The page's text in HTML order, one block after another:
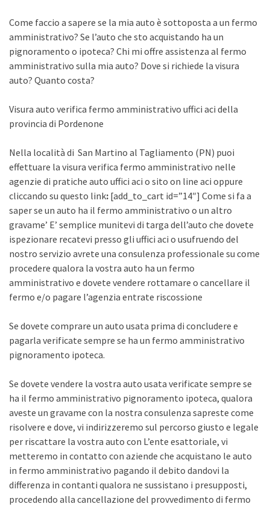
Come faccio a sapere se la mia auto è sottoposta a un fermo
amministrativo? Se l’auto che sto acquistando ha un
pignoramento o ipoteca? Chi mi offre assistenza al fermo
amministrativo sulla mia auto? Dove si richiede la visura
auto? Quanto costa?
Visura auto verifica fermo amministrativo uffici aci della
provincia di Pordenone
Nella località di San Martino al Tagliamento (PN) puoi
effettuare la visura verifica fermo amministrativo nelle
agenzie di pratiche auto uffici aci o sito on line aci oppure
cliccando su questo link: [add_to_cart id=”14″] Come si fa a
saper se un auto ha il fermo amministrativo o un altro
gravame’ E’ semplice munitevi di targa dell’auto che dovete
ispezionare recatevi presso gli uffici aci o usufruendo del
nostro servizio avrete una consulenza professionale su come
procedere qualora la vostra auto ha un fermo
amministrativo e dovete vendere rottamare o cancellare il
fermo e/o pagare l’agenzia entrate riscossione
Se dovete comprare un auto usata prima di concludere e
pagarla verificate sempre se ha un fermo amministrativo
pignoramento ipoteca.
Se dovete vendere la vostra auto usata verificate sempre se
ha il fermo amministrativo pignoramento ipoteca, qualora
aveste un gravame con la nostra consulenza sapreste come
risolvere e dove, vi indirizzeremo sul percorso giusto e legale
per riscattare la vostra auto con L’ente esattoriale, vi
metteremo in contatto con aziende che acquistano le auto
in fermo amministrativo pagando il debito dandovi la
differenza in contanti qualora ne sussistano i presupposti,
procedendo alla cancellazione del provvedimento di fermo